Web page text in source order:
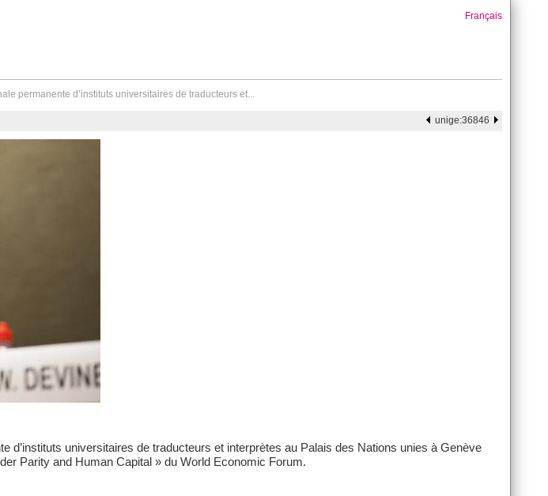
Français
permanente d’instituts universitaires de traducteurs et...
unige:36846
d’instituts universitaires de traducteurs et interprètes au Palais des Nations unies à Genève
Parity and Human Capital » du World Economic Forum.